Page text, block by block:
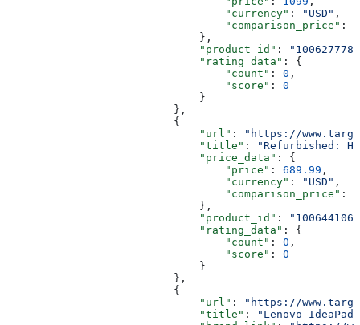
                                  "currency"
: "USD" ,
                                  "comparison_price"
:
                              },
                              "product_id"
:
                              "rating_data"
: {
                                  "count"
: 0 ,
                                  "score"
: 0
                              }
                          },
                          {
                              "url"
:
"https://
                              "title"
:
"Refurbished:
                              "price_data"
: {
                                  "price"
: 689.99 ,
                                  "currency"
: "USD" ,
                                  "comparison_price"
:
                              },
                              "product_id"
:
                              "rating_data"
: {
                                  "count"
: 0 ,
                                  "score"
: 0
                              }
                          },
                          {
                              "url"
:
"https://
                              "title"
:
"Lenovo